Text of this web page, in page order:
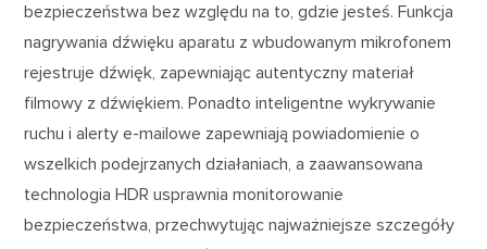
bezpieczeństwa bez względu na to, gdzie jesteś. Funkcja
nagrywania dźwięku aparatu z wbudowanym mikrofonem
rejestruje dźwięk, zapewniając autentyczny materiał
filmowy z dźwiękiem. Ponadto inteligentne wykrywanie
ruchu i alerty e-mailowe zapewniają powiadomienie o
wszelkich podejrzanych działaniach, a zaawansowana
technologia HDR usprawnia monitorowanie
bezpieczeństwa, przechwytując najważniejsze szczegóły